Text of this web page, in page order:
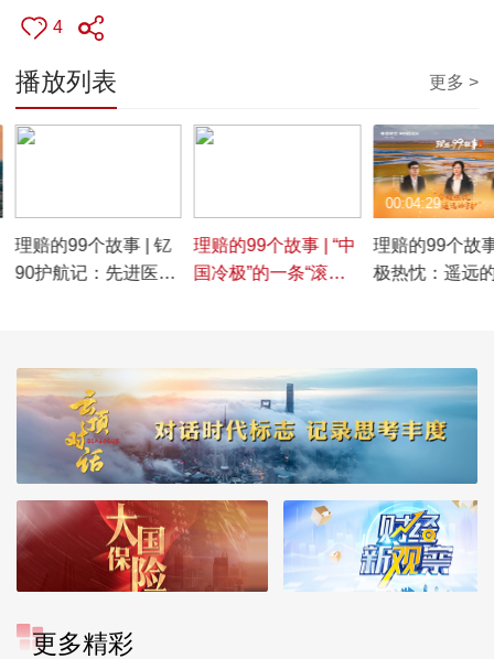
4
播放列表 更多 >
理赔的99个故事 | 钇
90护航记：先进医疗
理赔的99个故事 | “中
国冷极”的一条“滚烫
理赔的99个故
极热忱：遥远
00:04:29
更多精彩